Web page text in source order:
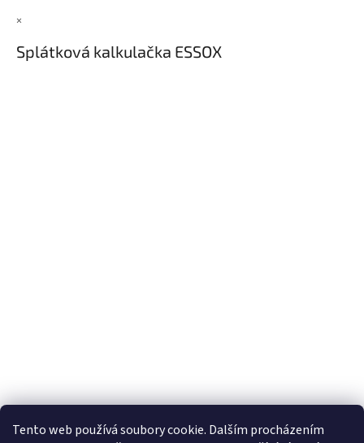
Tento web používá soubory cookie. Dalším procházením
×
Splátková kalkulačka ESSOX